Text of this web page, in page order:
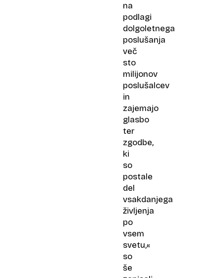
na
podlagi
dolgoletnega
poslušanja
več
sto
milijonov
poslušalcev
in
zajemajo
glasbo
ter
zgodbe,
ki
so
postale
del
vsakdanjega
življenja
po
vsem
svetu,«
so
še